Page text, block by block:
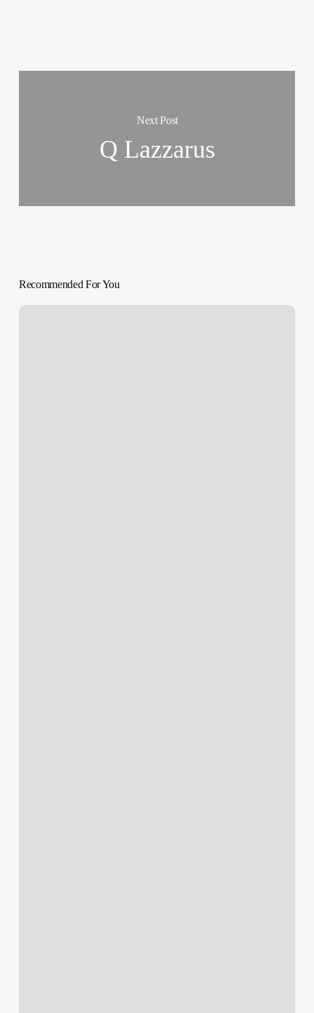
Next Post
Q Lazzarus
Recommended For You
Caída